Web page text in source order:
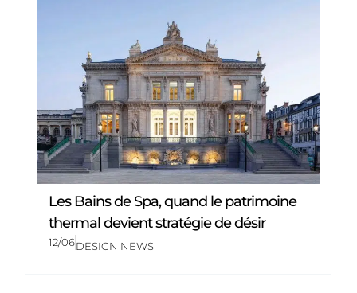
Les Bains de Spa, quand le patrimoine
thermal devient stratégie de désir
12/06DESIGN NEWS